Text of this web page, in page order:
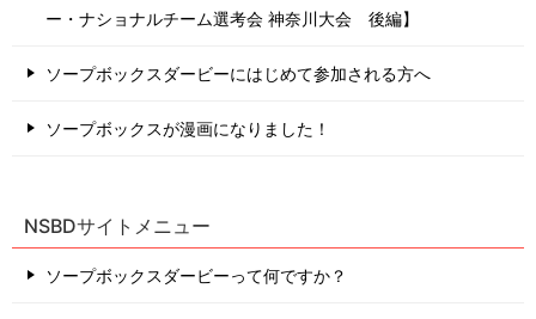
ー・ナショナルチーム選考会 神奈川⼤会 後編】
ソープボックスダービーにはじめて参加される方へ
ソープボックスが漫画になりました！
NSBDサイトメニュー
ソープボックスダービーって何ですか？